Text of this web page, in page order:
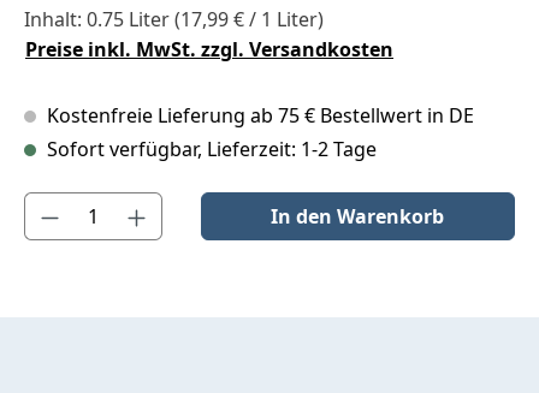
Inhalt: 0.75 Liter(17,99 € / 1 Liter)
Preise inkl. MwSt. zzgl. Versandkosten
Kostenfreie Lieferung ab 75 € Bestellwert in DE
Sofort verfügbar, Lieferzeit: 1-2 Tage
Produkt Anzahl: Gib den gewünschten Wert ein oder benutze
In den Warenkorb